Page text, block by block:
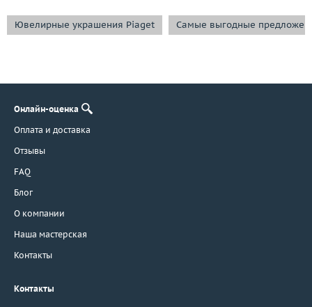
Ювелирные украшения Piaget Самые выгодные
Онлайн-оценка
Оплата и доставка
Отзывы
FAQ
Блог
О компании
Наша мастерская
Контакты
Контакты